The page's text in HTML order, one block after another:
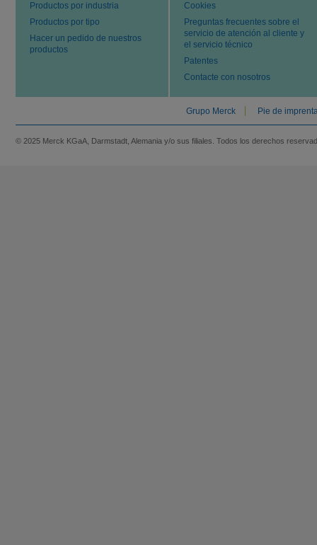
Productos por industria
Productos por tipo
Hacer un pedido de nuestros
productos
Cookies
Preguntas frecuentes sobre el
servicio de atención al cliente y
el servicio técnico
Patentes
Contacte con nosotros
Grupo Merck Pie de
© 2025 Merck KGaA, Darmstadt, Alemania y/o sus filiales. Todos los derechos